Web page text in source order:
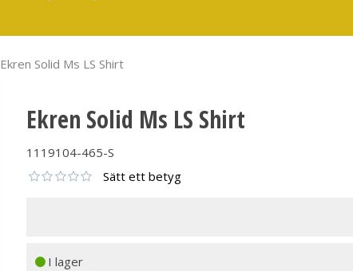
Ekren Solid Ms LS Shirt
Ekren Solid Ms LS Shirt
1119104-465-S
Sätt ett betyg
I lager